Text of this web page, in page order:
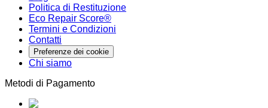
Politica di Restituzione
Eco Repair Score®
Termini e Condizioni
Contatti
Preferenze dei cookie
Chi siamo
Metodi di Pagamento